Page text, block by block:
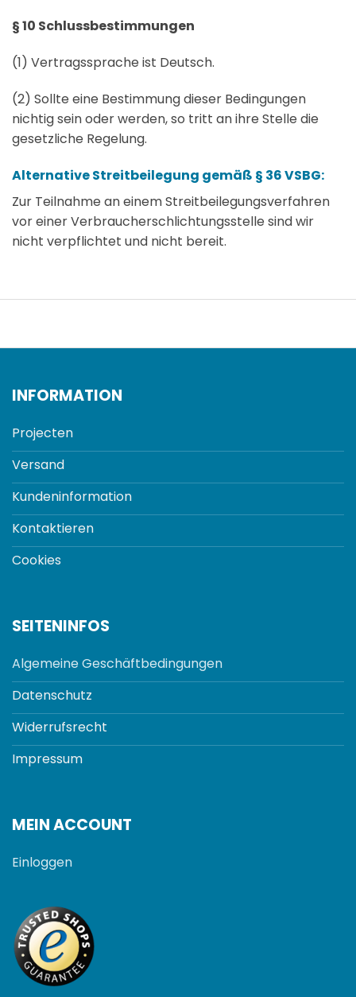
§ 10 Schlussbestimmungen
(1) Vertragssprache ist Deutsch.
(2) Sollte eine Bestimmung dieser Bedingungen
nichtig sein oder werden, so tritt an ihre Stelle die
gesetzliche Regelung.
Alternative Streitbeilegung gemäß § 36 VSBG:
Zur Teilnahme an einem Streitbeilegungsverfahren
vor einer Verbraucherschlichtungsstelle sind wir
nicht verpflichtet und nicht bereit.
INFORMATION
Projecten
Versand
Kundeninformation
Kontaktieren
Cookies
SEITENINFOS
Algemeine Geschäftbedingungen
Datenschutz
Widerrufsrecht
Impressum
MEIN ACCOUNT
Einloggen